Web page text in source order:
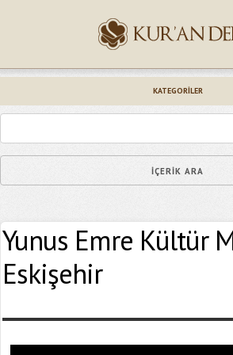
KATEGORILER
Yunus Emre Kültür
Eskişehir
Epostanız (*)
Yaşadığınız Hatanın Ayrıntıları